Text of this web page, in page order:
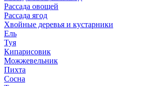
Рассада овощей
Рассада ягод
Хвойные деревья и кустарники
Ель
Туя
Кипарисовик
Можжевельник
Пихта
Сосна